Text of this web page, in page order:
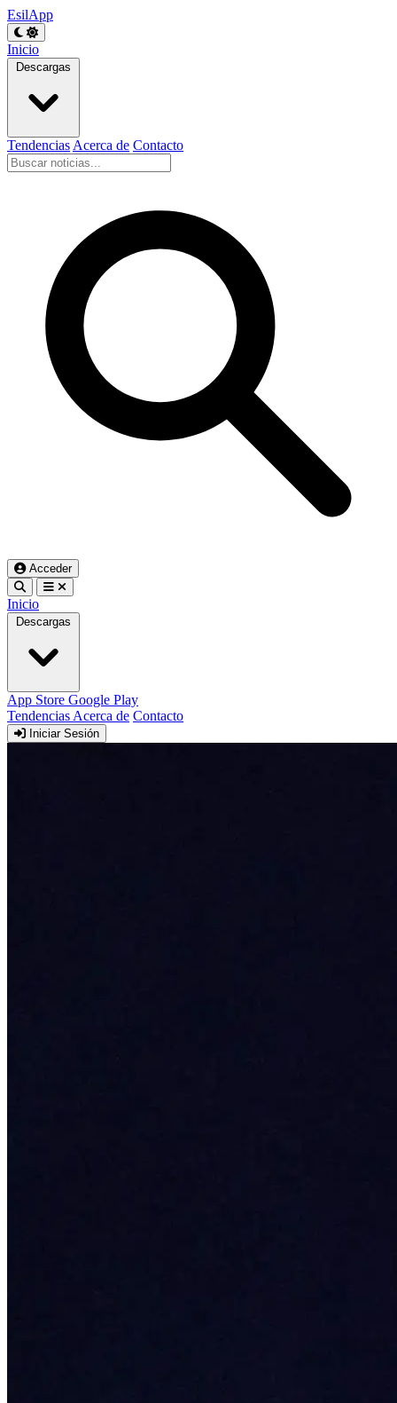
EsilApp
Inicio
Descargas
Tendencias Acerca de Contacto
Acceder
Inicio
Descargas
App Store Google Play
Tendencias Acerca de Contacto
Iniciar Sesión